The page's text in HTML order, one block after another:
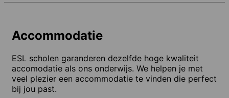
Accommodatie
ESL scholen garanderen dezelfde hoge kwaliteit
accomodatie als ons onderwijs. We helpen je met
veel plezier een accommodatie te vinden die perfect
bij jou past.